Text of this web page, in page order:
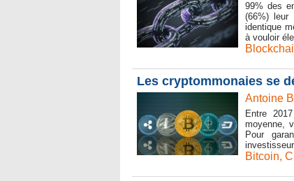
99% des
(66%) leur
identique
à vouloir
Les cryptommonaies se
Antoine
Entre
moyenne,
Pour
Bitcoin,